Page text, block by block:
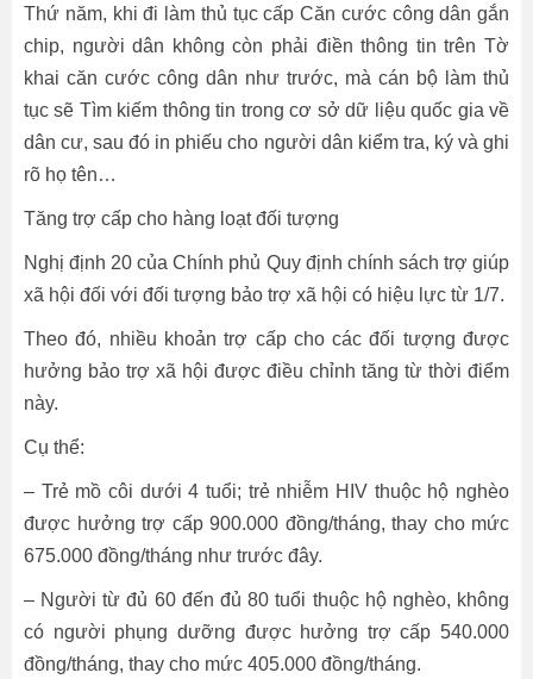
Thứ năm, khi đi làm thủ tục cấp Căn cước công dân gắn
chip, người dân không còn phải điền thông tin trên Tờ
khai căn cước công dân như trước, mà cán bộ làm thủ
tục sẽ Tìm kiếm thông tin trong cơ sở dữ liệu quốc gia về
dân cư, sau đó in phiếu cho người dân kiểm tra, ký và ghi
rõ họ tên…
Tăng trợ cấp cho hàng loạt đối tượng
Nghị định 20 của Chính phủ Quy định chính sách trợ giúp
xã hội đối với đối tượng bảo trợ xã hội có hiệu lực từ 1/7.
Theo đó, nhiều khoản trợ cấp cho các đối tượng được
hưởng bảo trợ xã hội được điều chỉnh tăng từ thời điểm
này.
Cụ thể:
– Trẻ mồ côi dưới 4 tuổi; trẻ nhiễm HIV thuộc hộ nghèo
được hưởng trợ cấp 900.000 đồng/tháng, thay cho mức
675.000 đồng/tháng như trước đây.
– Người từ đủ 60 đến đủ 80 tuổi thuộc hộ nghèo, không
có người phụng dưỡng được hưởng trợ cấp 540.000
đồng/tháng, thay cho mức 405.000 đồng/tháng.